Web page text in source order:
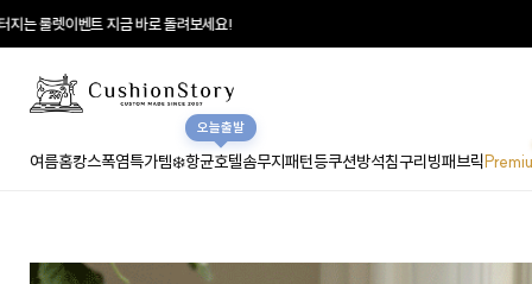
는 룰렛이벤트 지금 바로 돌려보세요!
여름홈캉스폭염특가템❄️항균호텔솜
오늘출발
무지패턴등쿠션방석침구리빙패브릭